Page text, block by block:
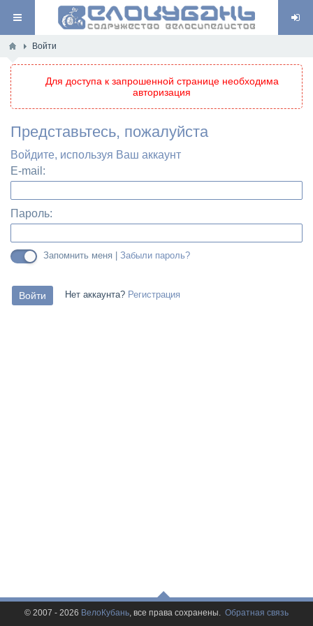
Войти
Для доступа к запрошенной странице необходима
авторизация
Представьтесь, пожалуйста
Войдите, используя Ваш аккаунт
E-mail:
Пароль:
Запомнить меня | Забыли пароль?
Нет аккаунта? Регистрация
© 2007 - 2026 ВелоКубань, все права сохранены. Обратная связь